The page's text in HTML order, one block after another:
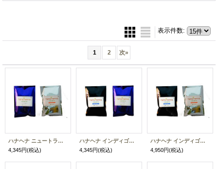
表示件数:
1 2 次»
ハナヘナ ニュートラル＆ミックスハーブ（各100g）送料お得セット【ネコポス】【2セットまで同時購入可】
4,345円(税込)
ハナヘナ インディゴ＆ニュートラル（各100g）送料お得セット【ネコポス】【2セットまで同時購入可】
4,345円(税込)
ハナヘナ インディゴ＆ミックスハーブ（各100g）送料お得セット【ネコポス】【2セットまで同時購入可】
4,950円(税込)